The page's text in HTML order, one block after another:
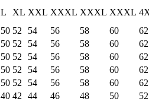
L XL XXL XXXL XXXL XXXL
50 52 54 56 58 60
62
50 52 54 56 58 60
62
50 52 54 56 58 60
62
50 52 54 56 58 60
62
50 52 54 56 58 60
62
40 42 44 46 48 50 52